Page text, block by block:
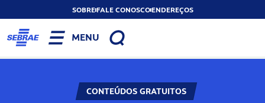
SOBREFALE CONOSCOENDEREÇOS
MENU
CONTEÚDOS GRATUITOS